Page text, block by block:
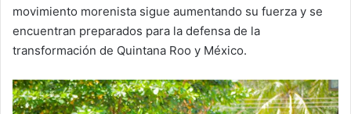
movimiento morenista sigue aumentando su fuerza y se
encuentran preparados para la defensa de la
transformación de Quintana Roo y México.